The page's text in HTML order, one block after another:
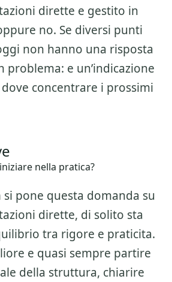
dirette e gestito in
no. Se diversi punti
non hanno una risposta
problema: e un’indicazione
concentrare i prossimi
nella pratica?
pone questa domanda su
dirette, di solito sta
tra rigore e praticita.
e quasi sempre partire
della struttura, chiarire